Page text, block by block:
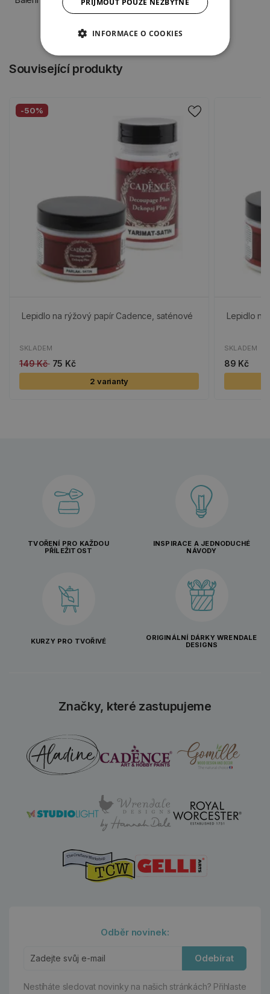
Související produkty
-50%
Lepidlo na rýžový papír Cadence, saténové
SKLADEM
149 Kč 75 Kč
2 varianty
Lepidlo
SKLADEM
89 Kč
TVOŘENÍ PRO KAŽDOU
PŘÍLEŽITOST
INSPIRACE A JEDNODUCHÉ
NÁVODY
KURZY PRO TVOŘIVÉ
ORIGINÁLNÍ DÁRKY WRENDALE
DESIGNS
Značky, které zastupujeme
Odběr novinek:
Odebírat
Nestíháte sledovat novinky na našich stránkách? Přihlaste
PŘIJMOUT POUZE NEZBYTNÉ
INFORMACE O COOKIES